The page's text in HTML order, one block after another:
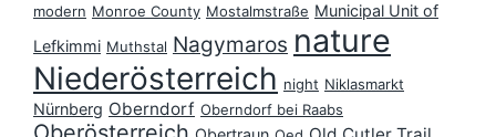
modern Monroe County Mostalmstraße Municipal Unit of
Lefkimmi Muthstal Nagymaros nature
Niederösterreich night Niklasmarkt
Nürnberg Oberndorf Oberndorf bei Raabs